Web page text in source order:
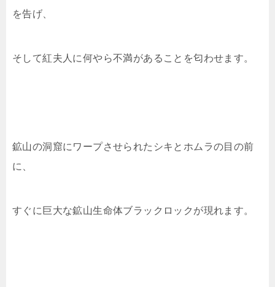
を告げ、
そして紅夫人に何やら不満があることを匂わせます。
鉱山の洞窟にワープさせられたシキとホムラの目の前
に、
すぐに巨大な鉱山生命体ブラックロックが現れます。